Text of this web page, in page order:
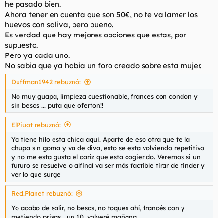
he pasado bien.
Ahora tener en cuenta que son 50€, no te va lamer los
huevos con saliva, pero bueno.
Es verdad que hay mejores opciones que estas, por
supuesto.
Pero ya cada uno.
No sabia que ya habia un foro creado sobre esta mujer.
Duffman1942 rebuznó:
No muy guapa, limpieza cuestionable, frances con condon y
sin besos ... puta que oferton!!
ElPiuot rebuznó:
Ya tiene hilo esta chica aqui. Aparte de eso otra que te la
chupa sin goma y va de diva, esto se esta volviendo repetitivo
y no me esta gusta el cariz que esta cogiendo. Veremos si un
futuro se resuelve o alfinal va ser más factible tirar de tinder y
ver lo que surge
Red.Planet rebuznó:
Yo acabo de salir, no besos, no toques ahí, francés con y